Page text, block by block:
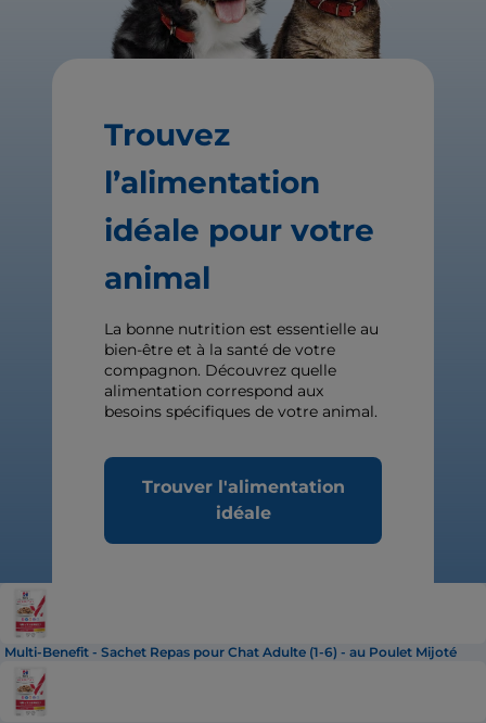
Trouvez
l’alimentation
idéale pour votre
animal
La bonne nutrition est essentielle au
bien-être et à la santé de votre
compagnon. Découvrez quelle
alimentation correspond aux
besoins spécifiques de votre animal.
Trouver l'alimentation
idéale
Multi-Benefit - Sachet Repas pour Chat Adulte (1-6) - au Poulet Mijoté